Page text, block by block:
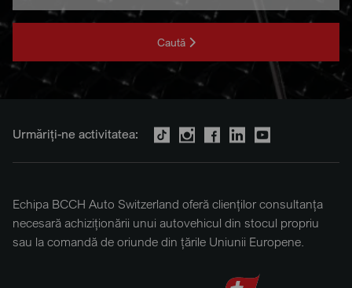
Caută
Urmăriți-ne activitatea:
Echipa BCCH Auto Switzerland oferă clienților consultanța
necesară achiziționării unui autovehicul din stocul propriu
sau la comandă de oriunde din țările Uniunii Europene.